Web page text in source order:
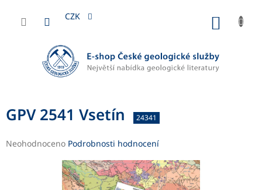
obsah
CZK
GPV 2541 Vsetín 24341
Průměrné
Neohodnoceno Podrobnosti hodnocení